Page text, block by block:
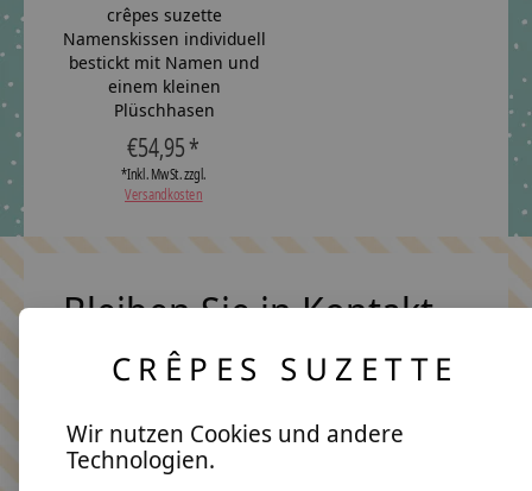
crêpes suzette
Namenskissen individuell
bestickt mit Namen und
einem kleinen
Plüschhasen
€54,95 *
*Inkl. MwSt. zzgl.
Versandkosten
Bleiben Sie in Kontakt
Keine Sorge, wir übertreiben es nicht
CRÊPES SUZETTE
Wir nutzen Cookies und andere
Technologien.